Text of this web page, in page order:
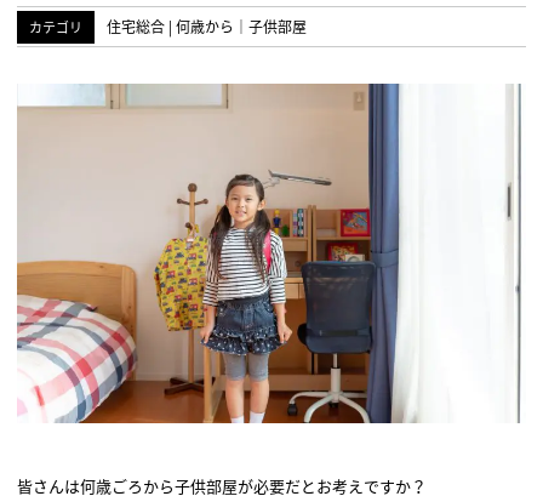
カテゴリ 住宅総合 | 何歳から ｜ 子供部屋
皆さんは何歳ごろから子供部屋が必要だとお考えですか？